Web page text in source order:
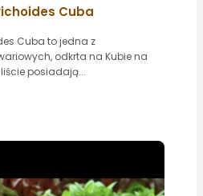
Cuba
Cuba to jedna z
odkrta na Kubie na
posiadają...